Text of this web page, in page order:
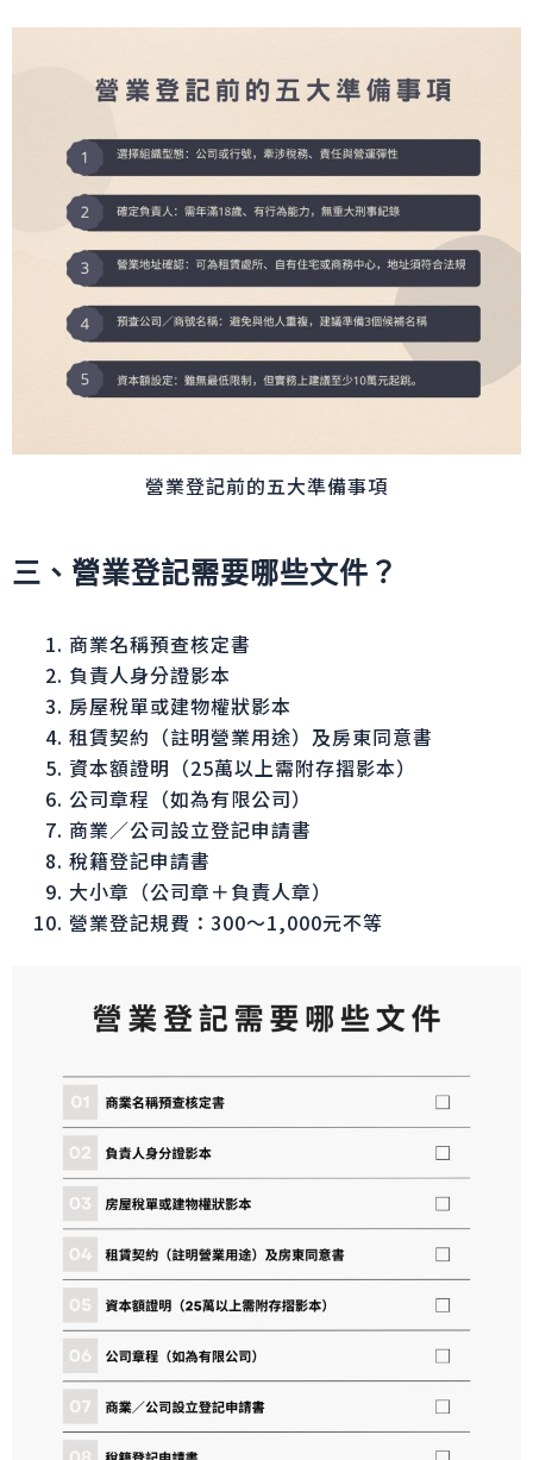
營業登記前的五大準備事項
三、營業登記需要哪些文件？
商業名稱預查核定書
負責人身分證影本
房屋稅單或建物權狀影本
租賃契約（註明營業用途）及房東同意書
資本額證明（25萬以上需附存摺影本）
公司章程（如為有限公司）
商業／公司設立登記申請書
稅籍登記申請書
大小章（公司章＋負責人章）
營業登記規費：300～1,000元不等